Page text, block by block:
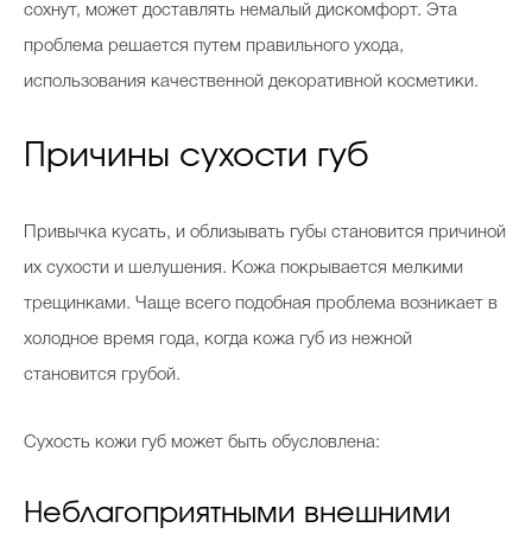
сохнут, может доставлять немалый дискомфорт. Эта
проблема решается путем правильного ухода,
использования качественной декоративной косметики.
Причины сухости губ
Привычка кусать, и облизывать губы становится причиной
их сухости и шелушения. Кожа покрывается мелкими
трещинками. Чаще всего подобная проблема возникает в
холодное время года, когда кожа губ из нежной
становится грубой.
Сухость кожи губ может быть обусловлена:
Неблагоприятными внешними